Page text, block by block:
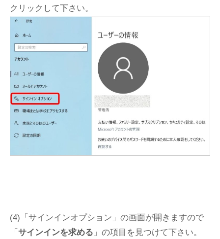
クリックして下さい。
(4)「サインインオプション」の画面が開きますので
「 サインインを求める 」の項目を見つけて下さい。